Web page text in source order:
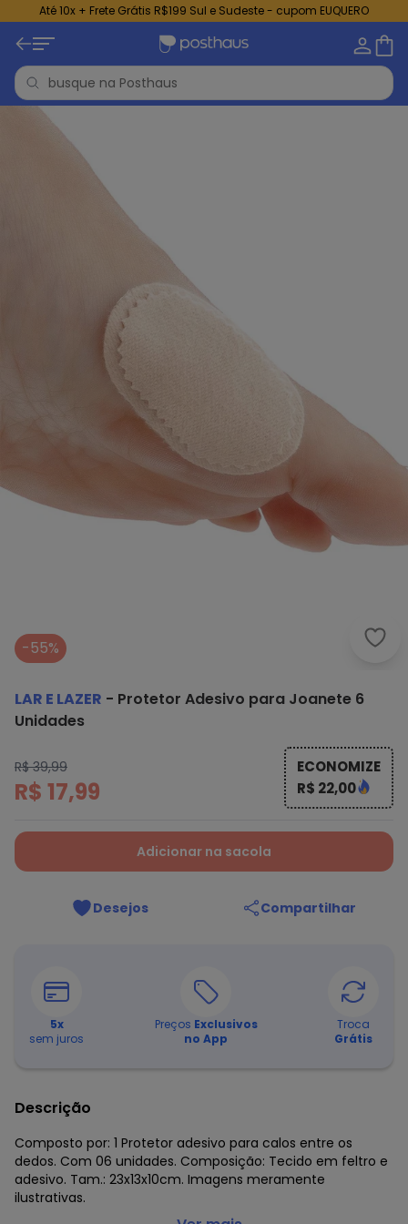
Até 10x + Frete Grátis R$199 Sul e Sudeste - cupom EUQUERO
Lar
-55%
LAR E LAZER - Protetor Adesivo para Joanete 6
Unidades
R$ 39,99
R$ 17,99
ECONOMIZE
R$ 22,00
Adicionar na sacola
Desejos Compartilhar
5x
sem juros
Preços Exclusivos
no App
Troca
Grátis
Descrição
Composto por: 1 Protetor adesivo para calos entre os
dedos. Com 06 unidades. Composição: Tecido em feltro e
adesivo. Tam.: 23x13x10cm. Imagens meramente
ilustrativas.